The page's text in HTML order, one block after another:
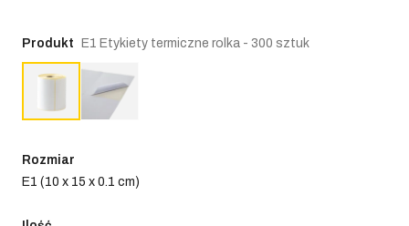
Produkt E1 Etykiety termiczne rolka - 300 sztuk
Rozmiar
E1 (10 x 15 x 0.1 cm)